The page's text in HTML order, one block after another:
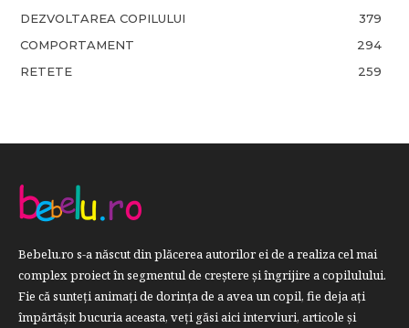
DEZVOLTAREA COPILULUI
379
COMPORTAMENT
294
RETETE
259
Bebelu.ro s-a născut din plăcerea autorilor ei de a realiza cel mai
complex proiect în segmentul de creştere şi îngrijire a copilulului.
Fie că sunteţi animaţi de dorinţa de a avea un copil, fie deja aţi
împărtăşit bucuria aceasta, veți găsi aici interviuri, articole şi